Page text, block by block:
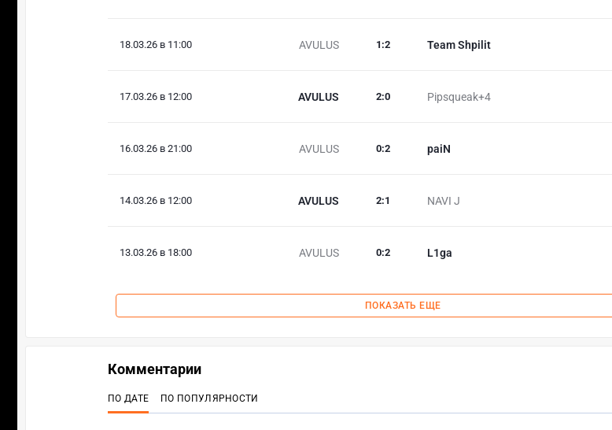
18.03.26 в 11:00 AVULUS Team Shpilit
1 :2
17.03.26 в 12:00 AVULUS Pipsqueak+4
2:0
16.03.26 в 21:00 AVULUS paiN
0:2
14.03.26 в 12:00 AVULUS NAVI J
2:1
13.03.26 в 18:00 AVULUS L1ga
0:2
ПОКАЗАТЬ ЕЩЕ
Комментарии
ПО ДАТЕ ПО ПОПУЛЯРНОСТИ